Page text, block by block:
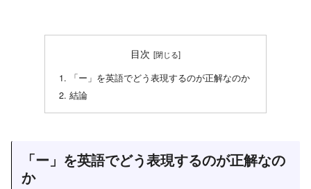
目次
「ー」を英語でどう表現するのが正解なのか
結論
「ー」を英語でどう表現するのが正解なの
か